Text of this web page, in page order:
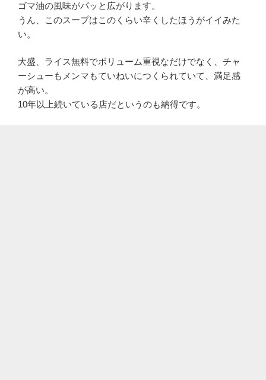
ゴマ油の風味がパッと広がります。
うん、このスープはこのくらい辛くしたほうがイイみた
い。
大盛、ライス無料でボリューム重視なだけでなく、チャ
ーシューもメンマもていねいにつくられていて、満足感
が高い。
10年以上続いている店だというのも納得です。